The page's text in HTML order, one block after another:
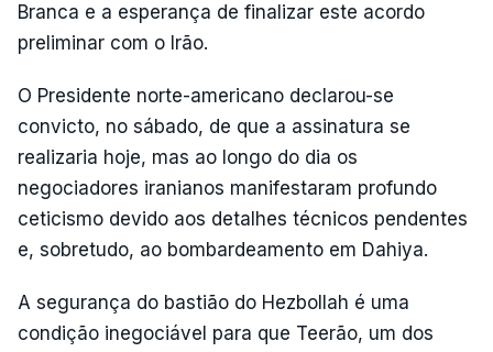
Branca e a esperança de finalizar este acordo
preliminar com o Irão.
O Presidente norte-americano declarou-se
convicto, no sábado, de que a assinatura se
realizaria hoje, mas ao longo do dia os
negociadores iranianos manifestaram profundo
ceticismo devido aos detalhes técnicos pendentes
e, sobretudo, ao bombardeamento em Dahiya.
A segurança do bastião do Hezbollah é uma
condição inegociável para que Teerão, um dos